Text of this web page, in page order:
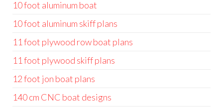
10 foot aluminum boat
10 foot aluminum skiff plans
11 foot plywood row boat plans
11 foot plywood skiff plans
12 foot jon boat plans
140 cm CNC boat designs